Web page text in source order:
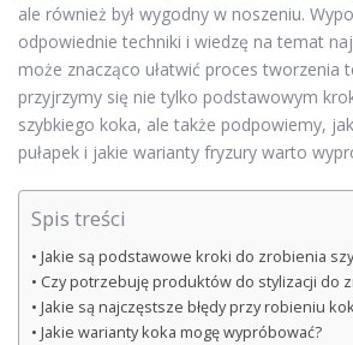
ale również był wygodny w noszeniu.
odpowiednie techniki i wiedzę na temat
może znacząco ułatwić proces tworzenia
przyjrzymy się nie tylko podstawowym
szybkiego koka, ale także podpowiemy,
pułapek i jakie warianty fryzury warto
Spis treści
Jakie są podstawowe kroki do zrobienia
Czy potrzebuję produktów do stylizacji do
Jakie są najczęstsze błędy przy robieniu
Jakie warianty koka mogę wypróbować?